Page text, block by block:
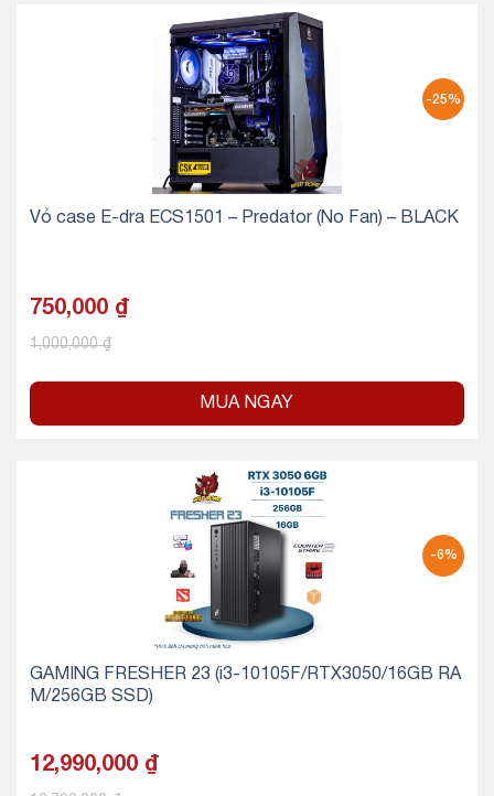
-25%
Vỏ case E-dra ECS1501 – Predator (No Fan) – BLACK
750,000 ₫
1,000,000₫
MUA NGAY
-6%
GAMING FRESHER 23 (i3-10105F/RTX3050/16GB RA
M/256GB SSD)
12,990,000 ₫